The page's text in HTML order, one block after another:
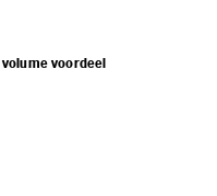
volume voordeel